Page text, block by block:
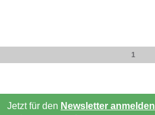
1
Jetzt für den Newsletter anmelden